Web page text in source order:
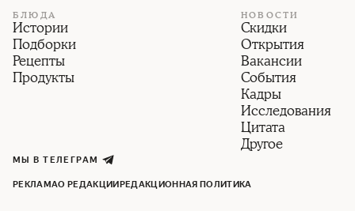
БЛЮДА
Истории
Подборки
Рецепты
Продукты
НОВОСТИ
Скидки
Открытия
Вакансии
События
Кадры
Исследования
Цитата
Другое
МЫ В ТЕЛЕГРАМ
РЕКЛАМАО РЕДАКЦИИРЕДАКЦИОННАЯ ПОЛИТИКА